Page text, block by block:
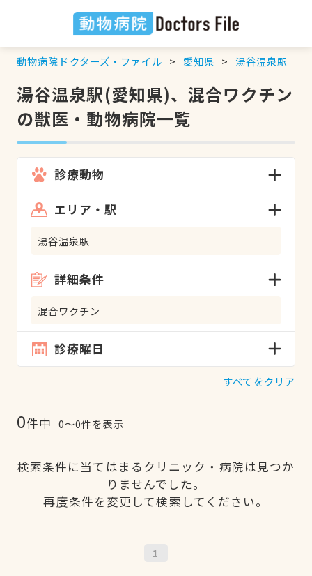
動物病院ドクターズ・ファイル 愛知県 湯谷温泉駅
湯谷温泉駅(愛知県)、混合ワクチン
の獣医・動物病院一覧
診療動物
エリア・駅
湯谷温泉駅
詳細条件
混合ワクチン
診療曜日
すべてをクリア
0件中 0〜0件を表示
検索条件に当てはまるクリニック・病院は見つか
りませんでした。
再度条件を変更して検索してください。
1